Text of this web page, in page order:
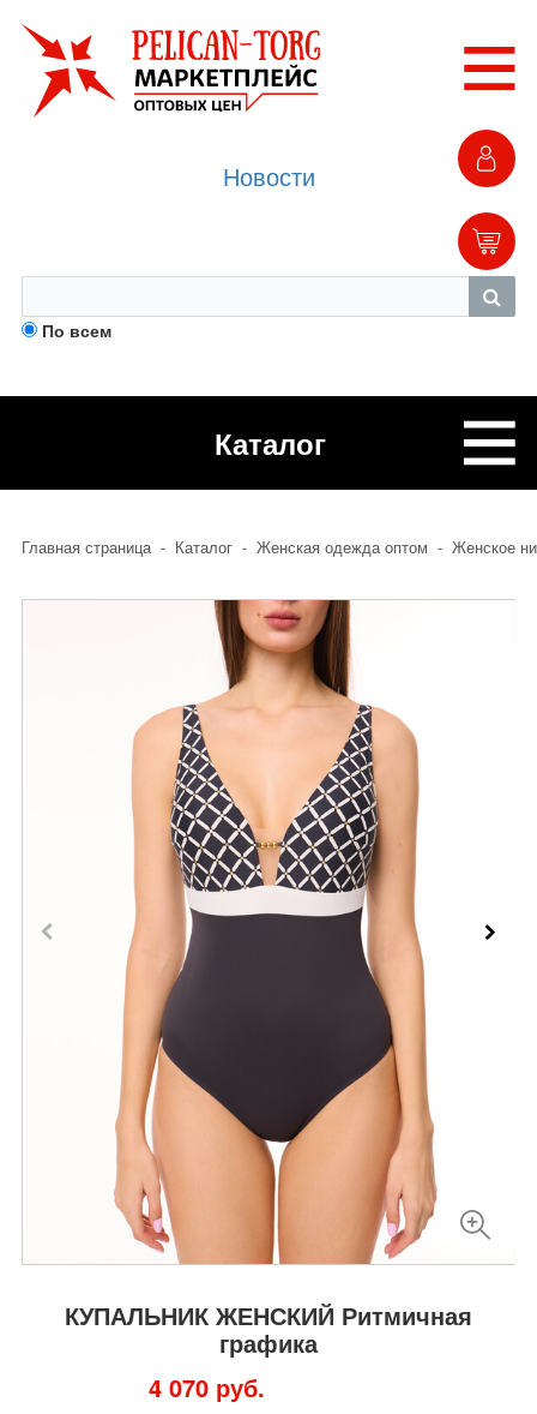
По всем
Новости
Каталог
Главная страница - Каталог - Женская одежда оптом - Женское
КУПАЛЬНИК ЖЕНСКИЙ Ритмичная
графика
4 070 руб.